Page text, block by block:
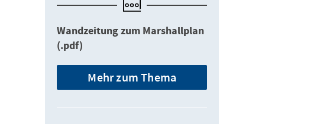
Wandzeitung zum Marshallplan
(.pdf)
Mehr zum Thema